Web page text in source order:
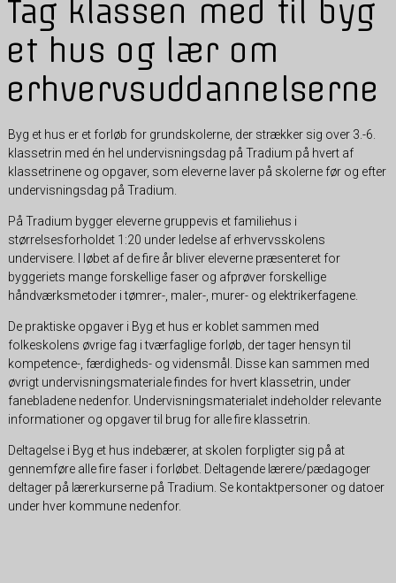
Tag klassen med til byg
et hus og lær om
erhvervsuddannelserne
Byg et hus er et forløb for grundskolerne, der strækker sig over 3.-6.
klassetrin med én hel undervisningsdag på Tradium på hvert af
klassetrinene og opgaver, som eleverne laver på skolerne før og efter
undervisningsdag på Tradium.
På Tradium bygger eleverne gruppevis et familiehus i
størrelsesforholdet 1:20 under ledelse af erhvervsskolens
undervisere. I løbet af de fire år bliver eleverne præsenteret for
byggeriets mange forskellige faser og afprøver forskellige
håndværksmetoder i tømrer-, maler-, murer- og elektrikerfagene.
De praktiske opgaver i Byg et hus er koblet sammen med
folkeskolens øvrige fag i tværfaglige forløb, der tager hensyn til
kompetence-, færdigheds- og vidensmål. Disse kan sammen med
øvrigt undervisningsmateriale findes for hvert klassetrin, under
fanebladene nedenfor. Undervisningsmaterialet indeholder relevante
informationer og opgaver til brug for alle fire klassetrin.
Deltagelse i Byg et hus indebærer, at skolen forpligter sig på at
gennemføre alle fire faser i forløbet. Deltagende lærere/pædagoger
deltager på lærerkurserne på Tradium. Se kontaktpersoner og datoer
under hver kommune nedenfor.